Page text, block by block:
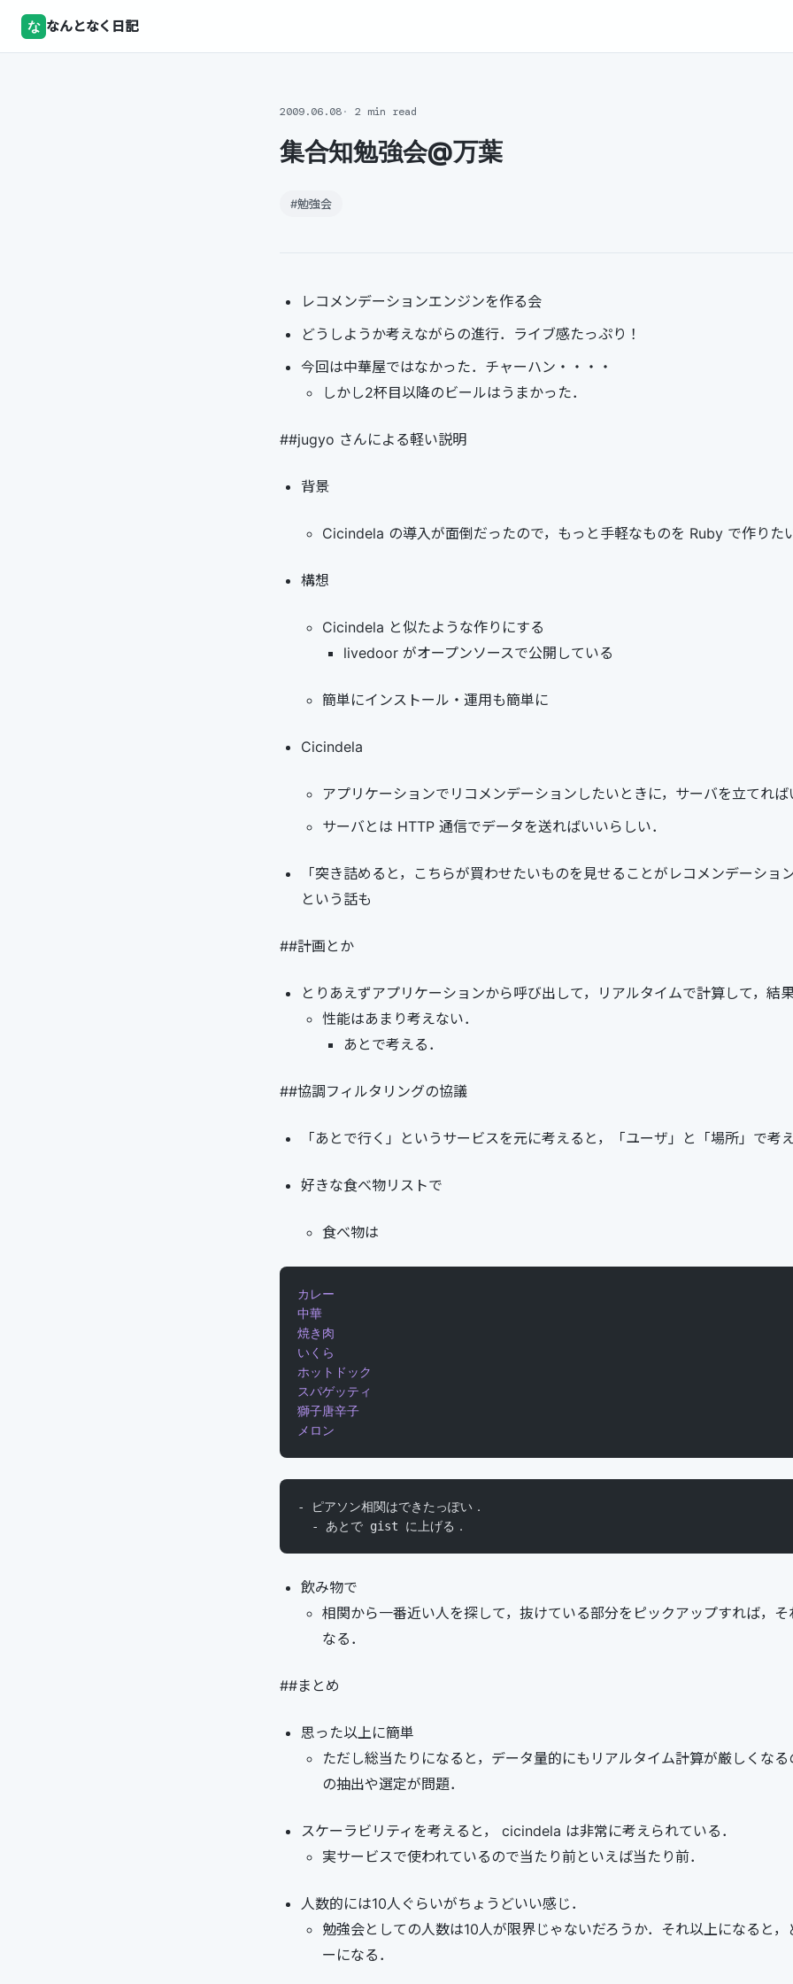
な なんとなく日記
2009.06.08 2 min read
集合知勉強会@万葉
#勉強会
レコメンデーションエンジンを作る会
どうしようか考えながらの進行．ライブ感たっぷり！
今回は中華屋ではなかった．チャーハン・・・・
しかし2杯目以降のビールはうまかった．
##jugyo さんによる軽い説明
背景
Cicindela の導入が面倒だったので，もっと手軽なものを Ruby で作りた
構想
Cicindela と似たような作りにする
livedoor がオープンソースで公開している
簡単にインストール・運用も簡単に
Cicindela
アプリケーションでリコメンデーションしたいときに，サーバを立てれば
サーバとは HTTP 通信でデータを送ればいいらしい．
「突き詰めると，こちらが買わせたいものを見せることがレコメンデーショ
という話も
##計画とか
とりあえずアプリケーションから呼び出して，リアルタイムで計算して，結
性能はあまり考えない．
あとで考える．
##協調フィルタリングの協議
「あとで行く」というサービスを元に考えると，「ユーザ」と「場所」で考え
好きな食べ物リストで
食べ物は
カレー
中華
焼き肉
いくら
ホットドック
スパゲッティ
獅子唐辛子
メロン
- ピアソン相関はできたっぽい．
  - あとで gist に上げる．
飲み物で
相関から一番近い人を探して，抜けている部分をピックアップすれば，
なる．
##まとめ
思った以上に簡単
ただし総当たりになると，データ量的にもリアルタイム計算が厳しくなる
の抽出や選定が問題．
スケーラビリティを考えると， cicindela は非常に考えられている．
実サービスで使われているので当たり前といえば当たり前．
人数的には10人ぐらいがちょうどいい感じ．
勉強会としての人数は10人が限界じゃないだろうか．それ以上になると，
ーになる．